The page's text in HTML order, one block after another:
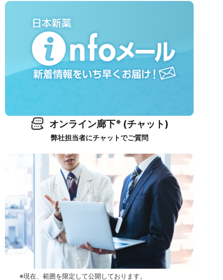
オンライン廊下※ (チャット)
弊社担当者にチャットでご質問
※現在、範囲を限定して公開しております。